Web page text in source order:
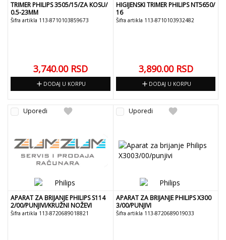
TRIMER PHILIPS 3505/15/ZA KOSU/
0.5-23MM
Šifra artikla 113-8710103859673
3,740.00 RSD
add DODAJ U KORPU
HIGIJENSKI TRIMER PHILIPS NT5650/
16
Šifra artikla 113-8710103932482
3,890.00 RSD
add DODAJ U KORPU
favorite
Uporedi
APARAT ZA BRIJANJE PHILIPS S114
2/00/PUNJIVI/KRUŽNI NOŽEVI
Šifra artikla 113-8720689018821
favorite
Uporedi
APARAT ZA BRIJANJE PHILIPS X300
3/00/PUNJIVI
Šifra artikla 113-8720689019033